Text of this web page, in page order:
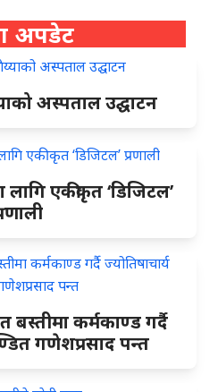
अपडेट
अस्पताल उद्घाटन
एकीकृत ‘डिजिटल’
बस्तीमा कर्मकाण्ड गर्दै
गणेशप्रसाद पन्त